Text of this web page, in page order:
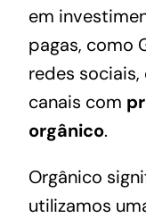
em
pagas, como
redes
canais com
orgânico.
Orgânico
utilizamos